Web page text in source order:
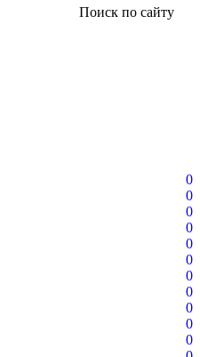
Поиск по сайту
0
0
0
0
0
0
0
0
0
0
0